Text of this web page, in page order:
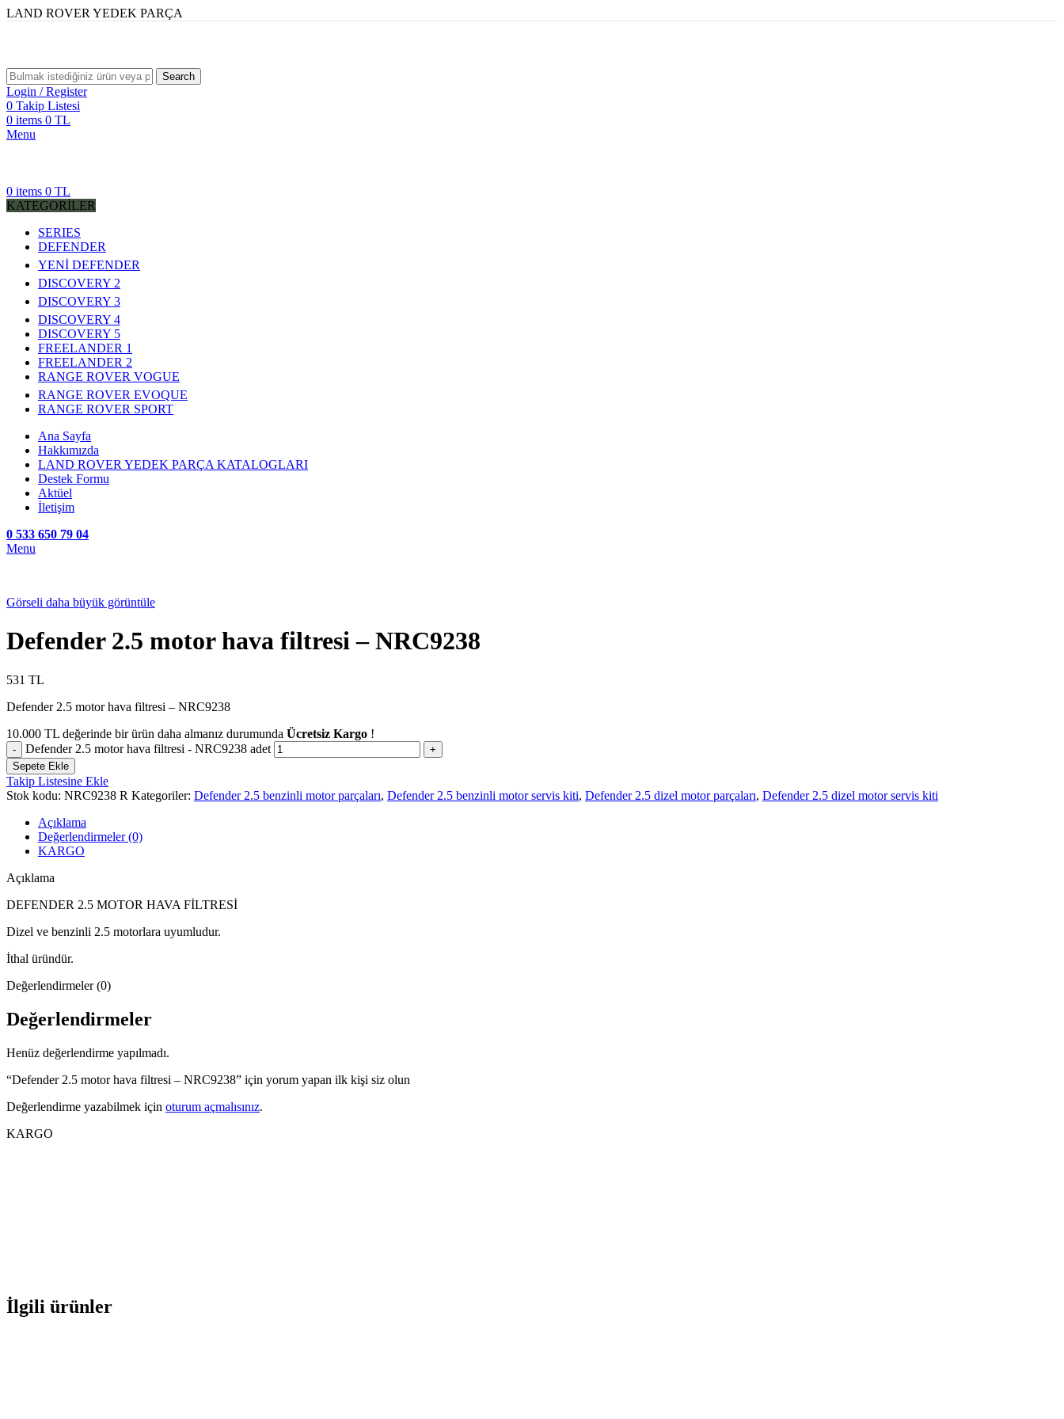
LAND ROVER YEDEK PARÇA
Search
Login / Register
0 Takip Listesi
0 items 0 TL
Menu
0 items 0 TL
KATEGORİLER
SERIES
DEFENDER
YENİ DEFENDER
DISCOVERY 2
DISCOVERY 3
DISCOVERY 4
DISCOVERY 5
FREELANDER 1
FREELANDER 2
RANGE ROVER VOGUE
RANGE ROVER EVOQUE
RANGE ROVER SPORT
Ana Sayfa
Hakkımızda
LAND ROVER YEDEK PARÇA KATALOGLARI
Destek Formu
Aktüel
İletişim
0 533 650 79 04
Menu
Görseli daha büyük görüntüle
Defender 2.5 motor hava filtresi – NRC9238
531 TL
Defender 2.5 motor hava filtresi – NRC9238
10.000 TL değerinde bir ürün daha almanız durumunda Ücretsiz Kargo !
Defender 2.5 motor hava filtresi - NRC9238 adet
Sepete Ekle
Takip Listesine Ekle
Stok kodu: NRC9238 R Kategoriler: Defender 2.5 benzinli motor parçaları, Defender 2.5 benzinli motor servis kiti, Defender 2.5 dizel motor parçaları, Defender 2.5 dizel motor servis kiti
Açıklama
Değerlendirmeler (0)
KARGO
Açıklama
DEFENDER 2.5 MOTOR HAVA FİLTRESİ
Dizel ve benzinli 2.5 motorlara uyumludur.
İthal üründür.
Değerlendirmeler (0)
Değerlendirmeler
Henüz değerlendirme yapılmadı.
“Defender 2.5 motor hava filtresi – NRC9238” için yorum yapan ilk kişi siz olun
Değerlendirme yazabilmek için oturum açmalısınız.
KARGO
İlgili ürünler